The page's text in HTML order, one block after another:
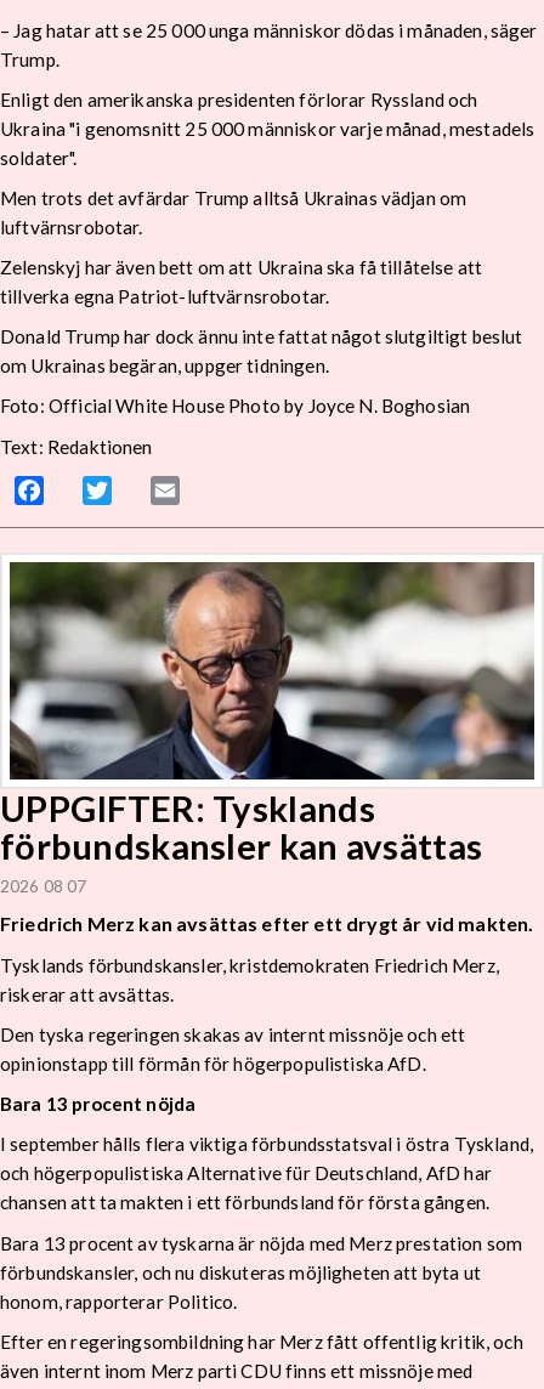
– Jag hatar att se 25 000 unga människor dödas i månaden, säger
Trump.
Enligt den amerikanska presidenten förlorar Ryssland och
Ukraina "i genomsnitt 25 000 människor varje månad, mestadels
soldater".
Men trots det avfärdar Trump alltså Ukrainas vädjan om
luftvärnsrobotar.
Zelenskyj har även bett om att Ukraina ska få tillåtelse att
tillverka egna Patriot-luftvärnsrobotar.
Donald Trump har dock ännu inte fattat något slutgiltigt beslut
om Ukrainas begäran, uppger tidningen.
Foto: Official White House Photo by Joyce N. Boghosian
Text: Redaktionen
Facebook Twitter
UPPGIFTER: Tysklands
förbundskansler kan avsättas
2026 08 07
Friedrich Merz kan avsättas efter ett drygt år vid makten.
Tysklands förbundskansler, kristdemokraten Friedrich Merz,
riskerar att avsättas.
Den tyska regeringen skakas av internt missnöje och ett
opinionstapp till förmån för högerpopulistiska AfD.
Bara 13 procent nöjda
I september hålls flera viktiga förbundsstatsval i östra Tyskland,
och högerpopulistiska Alternative für Deutschland, AfD har
chansen att ta makten i ett förbundsland för första gången.
Bara 13 procent av tyskarna är nöjda med Merz prestation som
förbundskansler, och nu diskuteras möjligheten att byta ut
honom, rapporterar Politico.
Efter en regeringsombildning har Merz fått offentlig kritik, och
även internt inom Merz parti CDU finns ett missnöje med